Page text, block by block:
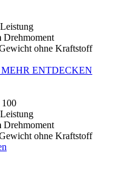
Leistung
Drehmoment
ohne Kraftstoff
MEHR ENTDECKEN
Leistung
Drehmoment
ohne Kraftstoff